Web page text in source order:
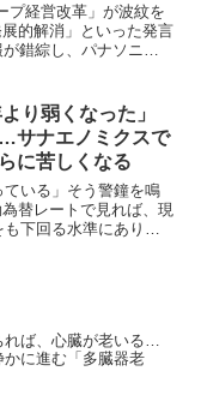
プ経営改革」が波紋を
的解消」といった発言
錯綜し、パナソニッ
り弱くなった」
サナエノミクスで
に苦しくなる
ている」そう警鐘を鳴
替レートで見れば、現
下回る水準にあり、
ば、心臓が老いる…
に進む「多臓器老